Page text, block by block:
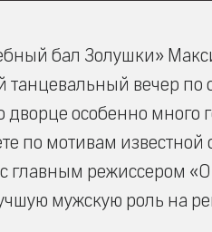
бал Золушки»
танцевальный вечер
дворце особенно много
по мотивам
главным режиссером
мужскую роль на